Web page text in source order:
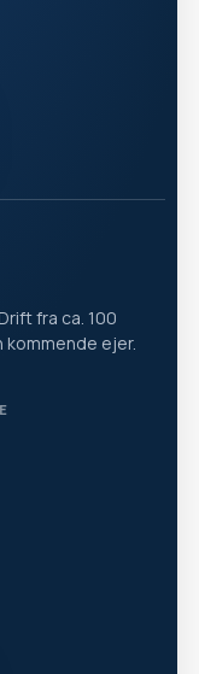
fra ca. 100
ejer.